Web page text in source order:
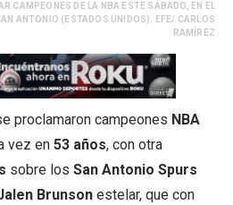
CAMPEONES DE LA NBA ESTE SÁBADO, EN EL
ANTONIO (ESTADOS UNIDOS). EFE/ CARLOS
RAMÍREZ
proclamaron campeones NBA
vez en 53 años, con otra
sobre los San Antonio Spurs
Brunson estelar, que con